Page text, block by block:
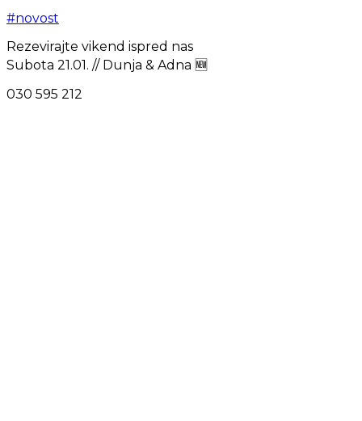
#novost
Rezevirajte vikend ispred nas
Subota 21.01. // Dunja & Adna 🆕
030 595 212